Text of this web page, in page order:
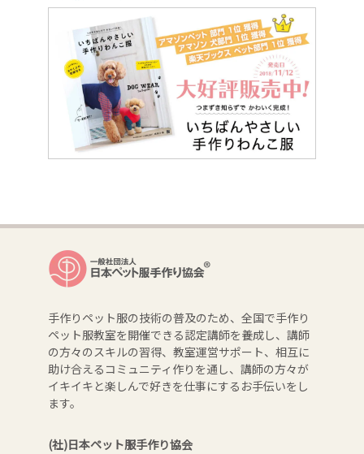
手作りペット服の技術の普及のため、全国で手作り
ペット服教室を開催できる認定講師を養成し、講師
の方々のスキルの習得、教室運営サポート、相互に
助け合えるコミュニティ作りを通し、講師の方々が
イキイキと楽しんで好きを仕事にするお手伝いをし
ます。
(社)日本ペット服手作り協会